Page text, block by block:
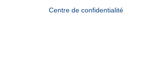
Centre de confidentialité